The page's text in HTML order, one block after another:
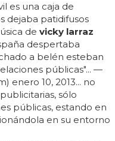
es una caja de
dejaba patidifusos
de vicky larraz
despertaba
a belén esteban
públicas"... —
enero 10, 2013... no
sólo
públicas, estando en
en su entorno